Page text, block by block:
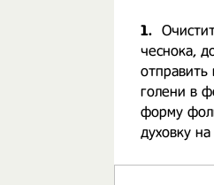
1.
чеснока,
отправить
голени в
форму
духовку